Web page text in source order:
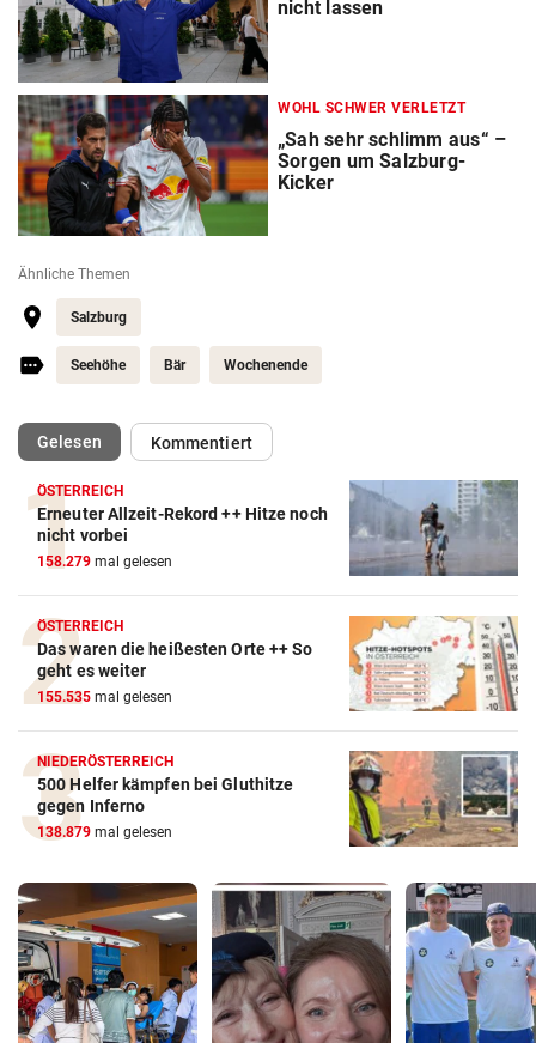
nicht lassen
WOHL SCHWER VERLETZT
„Sah sehr schlimm aus“ –
Sorgen um Salzburg-
Kicker
Ähnliche Themen
Salzburg
Seehöhe Bär Wochenende
Gelesen(ausgewählt)Kommentiert
ÖSTERREICH
Erneuter Allzeit-Rekord ++ Hitze noch
nicht vorbei
158.279 mal gelesen
ÖSTERREICH
Das waren die heißesten Orte ++ So
geht es weiter
155.535 mal gelesen
NIEDERÖSTERREICH
500 Helfer kämpfen bei Gluthitze
gegen Inferno
138.879 mal gelesen